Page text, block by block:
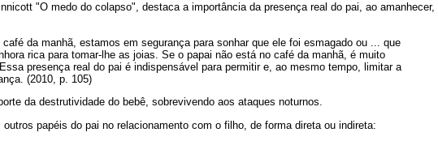
"O medo do colapso", destaca a importância da presença real do pai, ao amanhecer,
da manhã, estamos em segurança para sonhar que ele foi esmagado ou ... que
rica para tomar-lhe as joias. Se o papai não está no café da manhã, é muito
presença real do pai é indispensável para permitir e, ao mesmo tempo, limitar a
(2010, p. 105)
da destrutividade do bebê, sobrevivendo aos ataques noturnos.
papéis do pai no relacionamento com o filho, de forma direta ou indireta: